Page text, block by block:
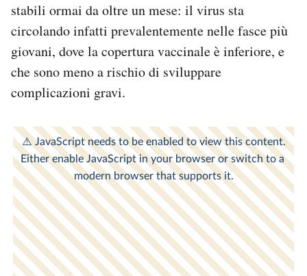
stabili ormai da oltre un mese: il virus sta
circolando infatti prevalentemente nelle fasce più
giovani, dove la copertura vaccinale è inferiore, e
che sono meno a rischio di sviluppare
complicazioni gravi.